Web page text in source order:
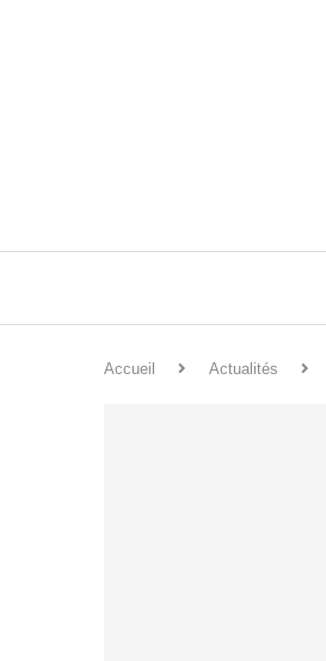
Accueil Actualités